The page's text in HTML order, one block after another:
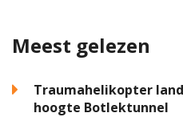
Meest gelezen
Traumahelikopter
hoogte Botlektunnel